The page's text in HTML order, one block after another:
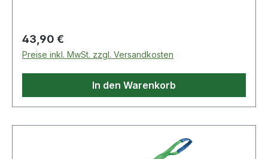
Eigenschaften: · Schlaufenlänge: 425mm ·
Ausführung: zweilagig · prüfpflichtig: ja
Regulärer Preis:
43,90 €
Preise inkl. MwSt. zzgl. Versandkosten
In den Warenkorb